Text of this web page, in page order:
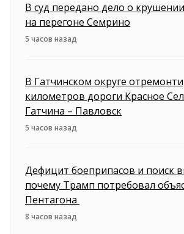
В суд передано дело о
на перегоне Семрино
5 часов назад
В Гатчинском округе
километров дороги Красное
Гатчина – Павловск
5 часов назад
Дефицит боеприпасов и поиск
почему Трамп потребовал
Пентагона
8 часов назад